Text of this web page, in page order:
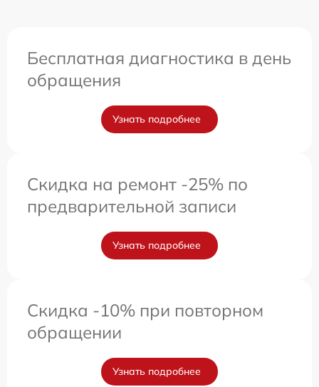
Бесплатная диагностика в день
обращения
Узнать подробнее
Скидка на ремонт -25% по
предварительной записи
Узнать подробнее
Скидка -10% при повторном
обращении
Узнать подробнее